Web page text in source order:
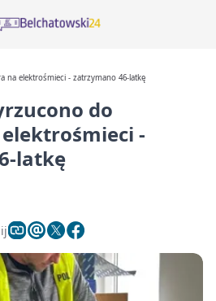
na elektrośmieci - zatrzymano 46-latkę
do
-
latkę